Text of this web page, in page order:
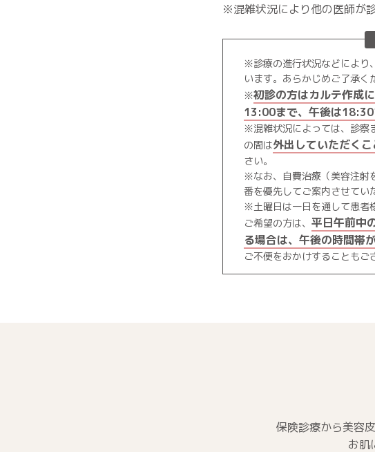
※混雑状況により他の医師が
※診療の進行状況などにより
います。あらかじめご了承く
※初診の方はカルテ作成
13:00まで、午後は18:30
※混雑状況によっては、診察
の間は外出していただく
さい。
※なお、自費治療（美容注射
番を優先してご案内させてい
※土曜日は一日を通して患者
ご希望の方は、 平日午前中
る場合は、午後の時間帯
ご不便をおかけすることもご
保険診療から美容皮
お肌